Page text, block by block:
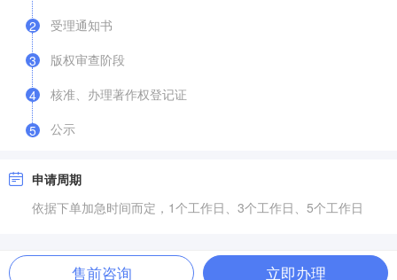
2
受理通知书
3
版权审查阶段
4
核准、办理著作权登记证
5 公示
申请周期
依据下单加急时间而定，1个工作日、3个工作日、5个工作日
售前咨询 立即办理